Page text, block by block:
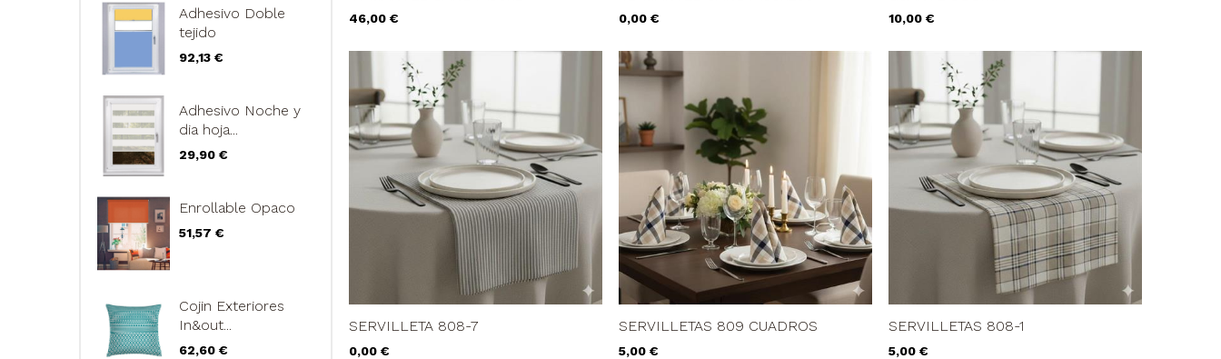
Adhesivo Doble
tejido
Precio
92,13 €
Adhesivo Noche y
dia hoja...
Precio
29,90 €
Enrollable Opaco
Precio
51,57 €
Cojin Exteriores
In&out...
Precio
62,60 €
Precio
46,00 € Precio
0,00 € Precio
10,00 €
SERVILLETA 808-7
Precio
0,00 €
SERVILLETAS 809 CUADROS
Precio
5,00 €
SERVILLETAS 808-1
Precio
5,00 €